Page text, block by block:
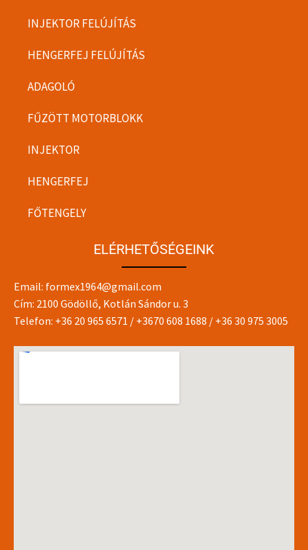
INJEKTOR FELÚJÍTÁS
HENGERFEJ FELÚJÍTÁS
ADAGOLÓ
FŰZÖTT MOTORBLOKK
INJEKTOR
HENGERFEJ
FŐTENGELY
ELÉRHETŐSÉGEINK
Email: formex1964@gmail.com
Cím: 2100 Gödöllő, Kotlán Sándor u. 3
Telefon: +36 20 965 6571 / +3670 608 1688 / +36 30 975 3005